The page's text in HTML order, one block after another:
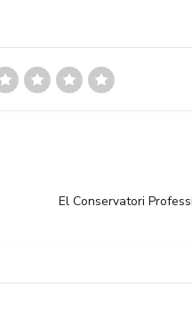
El Conservatori